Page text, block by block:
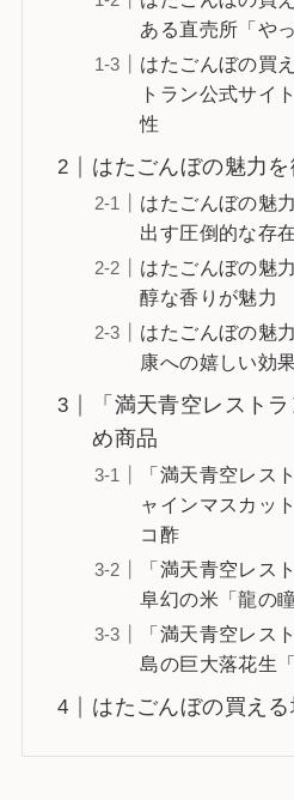
ある直売所「や
はたごんぼの買
トラン公式サイ
性
はたごんぼの魅力
はたごんぼの魅
出す圧倒的な存
はたごんぼの魅
醇な香りが魅力
はたごんぼの魅
康への嬉しい効
「満天青空レスト
め商品
「満天青空レス
ャインマスカッ
コ酢
「満天青空レス
阜幻の米「龍の
「満天青空レス
島の巨大落花生
はたごんぼの買え